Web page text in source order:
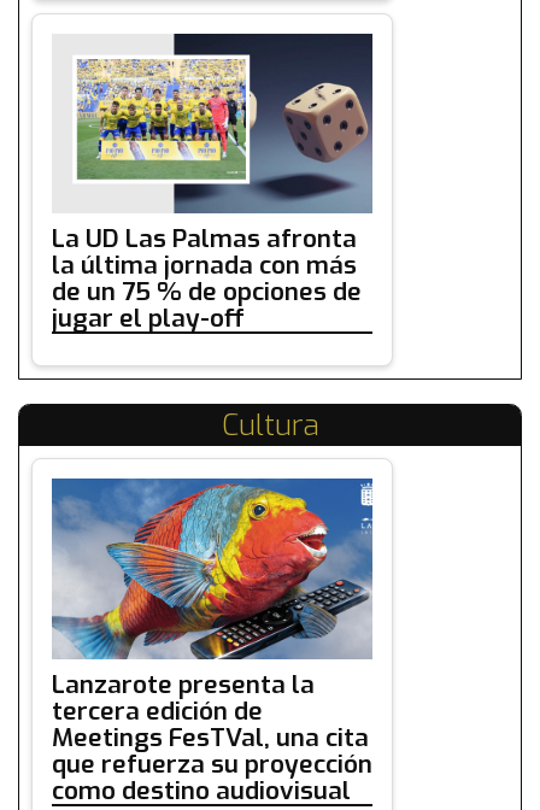
La UD Las Palmas afronta
la última jornada con más
de un 75 % de opciones de
jugar el play-off
Cultura
Lanzarote presenta la
tercera edición de
Meetings FesTVal, una cita
que refuerza su proyección
como destino audiovisual